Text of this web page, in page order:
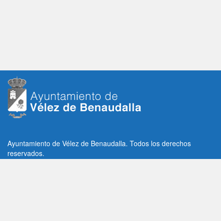
Ayuntamiento de Vélez de Benaudalla. Todos los derechos
reservados.